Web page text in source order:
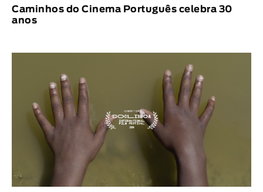
Caminhos do Cinema Português celebra 30
anos